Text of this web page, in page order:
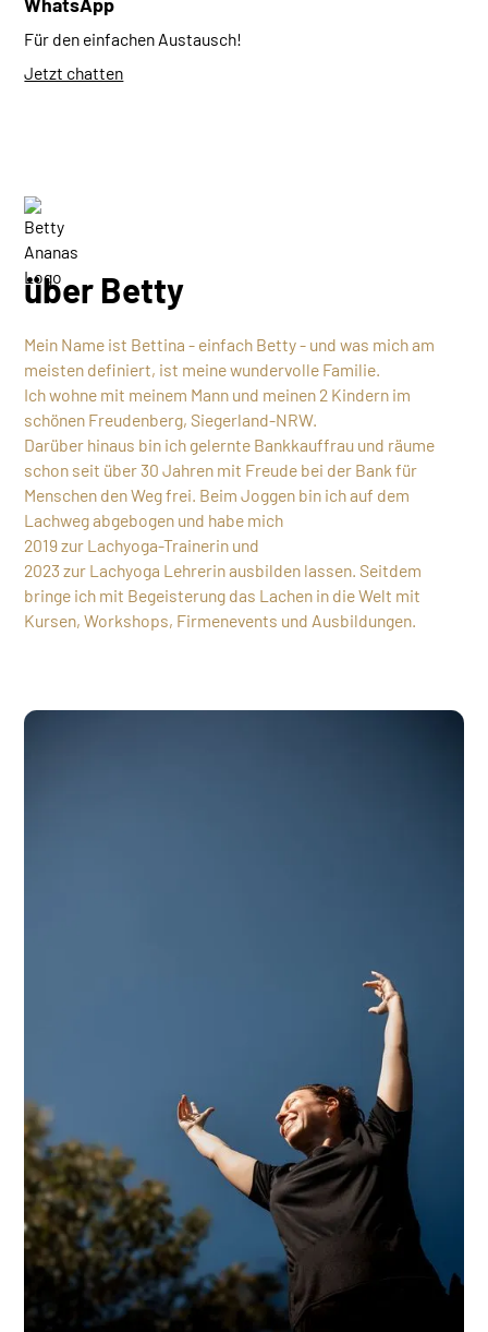
Für den einfachen Austausch!
Jetzt chatten
über Betty
Mein Name ist Bettina - einfach Betty - und was mich am
meisten definiert, ist meine wundervolle Familie.
Ich wohne mit meinem Mann und meinen 2 Kindern im
schönen Freudenberg, Siegerland-NRW.
Darüber hinaus bin ich gelernte Bankkauffrau und räume
schon seit über 30 Jahren mit Freude bei der Bank für
Menschen den Weg frei. Beim Joggen bin ich auf dem
Lachweg abgebogen und habe mich
2019 zur Lachyoga-Trainerin und
2023 zur Lachyoga Lehrerin ausbilden lassen. Seitdem
bringe ich mit Begeisterung das Lachen in die Welt mit
Kursen, Workshops, Firmenevents und Ausbildungen.